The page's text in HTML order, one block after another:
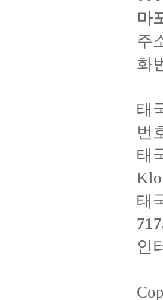
마
주
화
태
번
태
태
인